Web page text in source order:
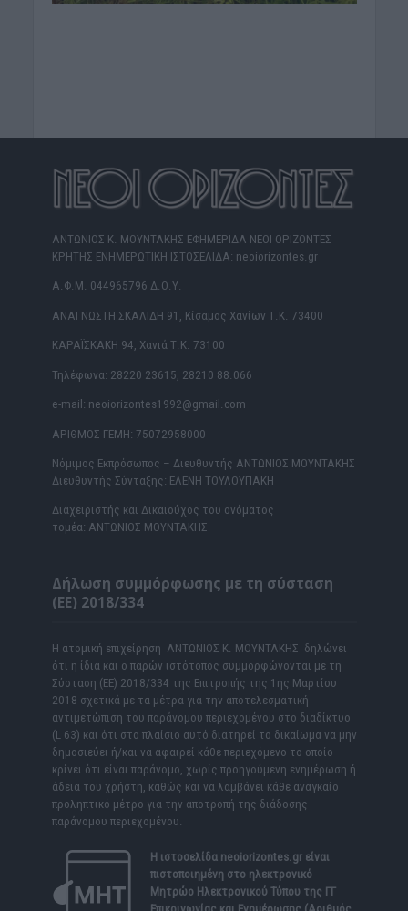
ΑΝΤΩΝΙΟΣ Κ. ΜΟΥΝΤΑΚΗΣ ΕΦΗΜΕΡΙΔΑ ΝΕΟΙ ΟΡΙΖΟΝΤΕΣ
ΚΡΗΤΗΣ ΕΝΗΜΕΡΩΤΙΚΗ ΙΣΤΟΣΕΛΙΔΑ: neoiorizontes.gr
Α.Φ.Μ. 044965796 Δ.Ο.Υ.
ΑΝΑΓΝΩΣΤΗ ΣΚΑΛΙΔΗ 91, Κίσαμος Χανίων Τ.Κ. 73400
ΚΑΡΑΪΣΚΑΚΗ 94, Χανιά Τ.Κ. 73100
Τηλέφωνα: 28220 23615, 28210 88.066
e-mail: neoiorizontes1992@gmail.com
ΑΡΙΘΜΟΣ ΓΕΜΗ: 75072958000
Νόμιμος Εκπρόσωπος – Διευθυντής ΑΝΤΩΝΙΟΣ ΜΟΥΝΤΑΚΗΣ
Διευθυντής Σύνταξης: ΕΛΕΝΗ ΤΟΥΛΟΥΠΑΚΗ
Διαχειριστής και Δικαιούχος του ονόματος
τομέα: ΑΝΤΩΝΙΟΣ ΜΟΥΝΤΑΚΗΣ
Δήλωση συμμόρφωσης με τη σύσταση
(ΕΕ) 2018/334
Η ατομική επιχείρηση ΑΝΤΩΝΙΟΣ Κ. ΜΟΥΝΤΑΚΗΣ δηλώνει
ότι η ίδια και ο παρών ιστότοπος συμμορφώνονται με τη
Σύσταση (ΕΕ) 2018/334 της Επιτροπής της 1ης Μαρτίου
2018 σχετικά με τα μέτρα για την αποτελεσματική
αντιμετώπιση του παράνομου περιεχομένου στο διαδίκτυο
(L 63) και ότι στο πλαίσιο αυτό διατηρεί το δικαίωμα να μην
δημοσιεύει ή/και να αφαιρεί κάθε περιεχόμενο το οποίο
κρίνει ότι είναι παράνομο, χωρίς προηγούμενη ενημέρωση ή
άδεια του χρήστη, καθώς και να λαμβάνει κάθε αναγκαίο
προληπτικό μέτρο για την αποτροπή της διάδοσης
παράνομου περιεχομένου.
Η ιστοσελίδα neoiorizontes.grείναι
πιστοποιημένη στο ηλεκτρονικό
Μητρώο Ηλεκτρονικού Τύπου της ΓΓ